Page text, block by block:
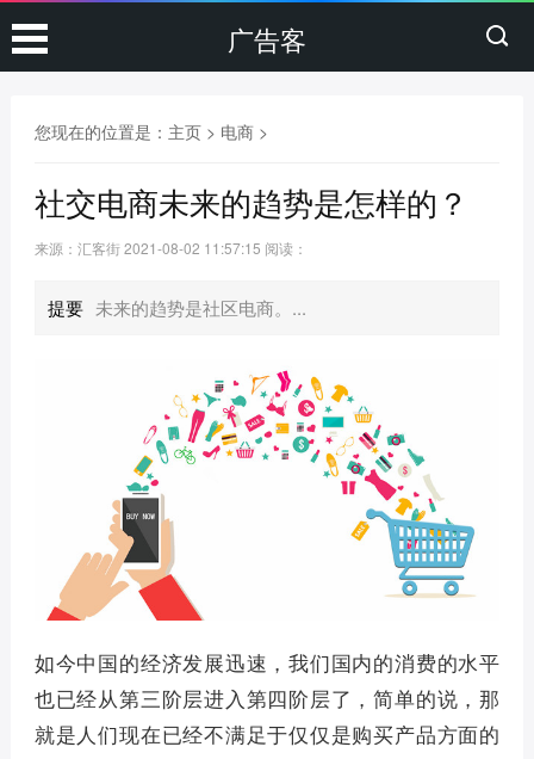
广告客
您现在的位置是： 主页> 电商>
社交电商未来的趋势是怎样的？
来源：汇客街2021-08-02 11:57:15 阅读：
提要 未来的趋势是社区电商。...
如今中国的经济发展迅速，我们国内的消费的水平
也已经从第三阶层进入第四阶层了，简单的说，那
就是人们现在已经不满足于仅仅是购买产品方面的